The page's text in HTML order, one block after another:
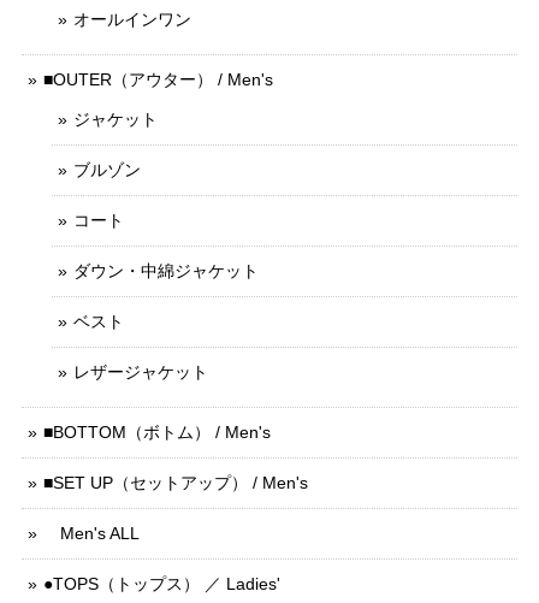
オールインワン
■OUTER（アウター） / Men's
ジャケット
ブルゾン
コート
ダウン・中綿ジャケット
ベスト
レザージャケット
■BOTTOM（ボトム） / Men's
■SET UP（セットアップ） / Men's
Men's ALL
●TOPS（トップス） ／ Ladies'